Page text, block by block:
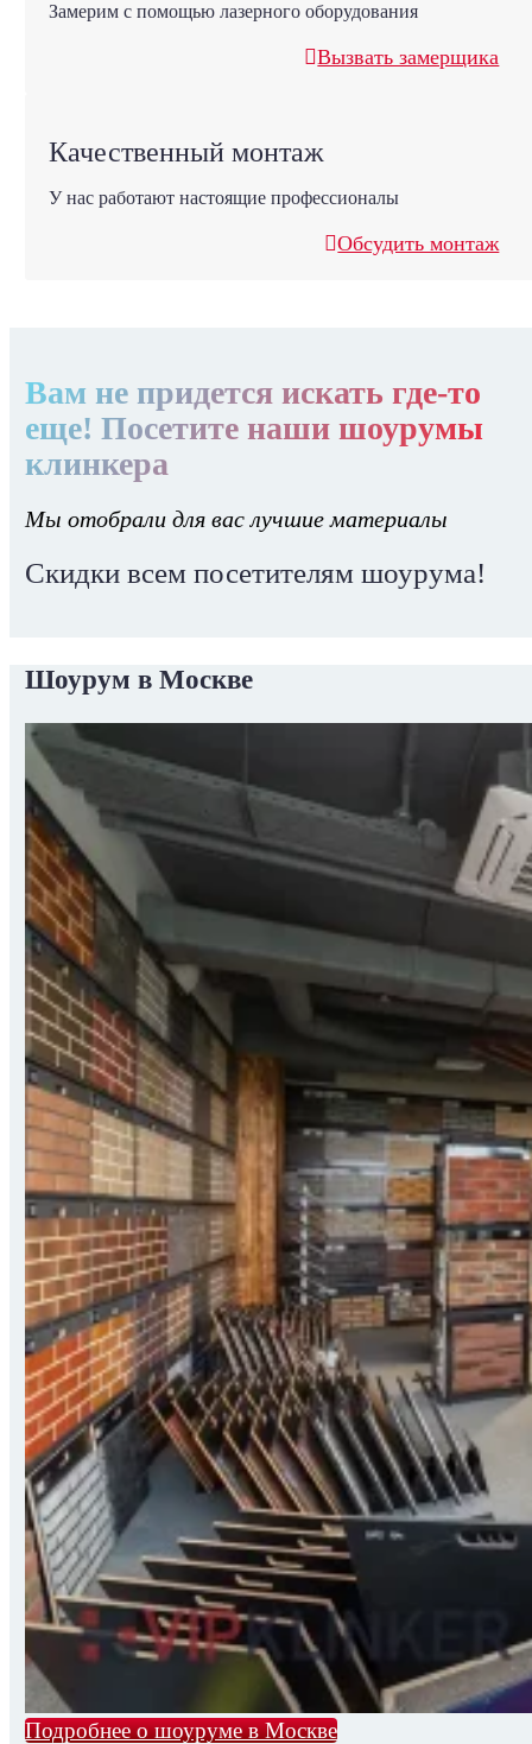
Замерим с помощью лазерного оборудования
Вызвать замерщика
Качественный монтаж
У нас работают настоящие профессионалы
Обсудить монтаж
Вам не придется искать где-то
еще! Посетите наши шоурумы
клинкера
Мы отобрали для вас лучшие материалы
Скидки всем посетителям шоурума!
Шоурум в Москве
Подробнее о шоуруме в Москве